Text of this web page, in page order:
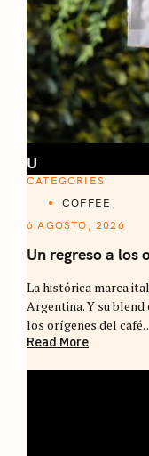
U
CATEGORIES
COFFEE
6 AGOSTO, 2026
Un regreso a los
La histórica marca
Argentina. Y su
los orígenes del café.
Read More